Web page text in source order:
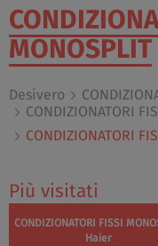
MONOSPLIT
Desivero
CONDIZIONATORI
CONDIZIONATORI
Più visitati
CONDIZIONATORI FISSI
Haier